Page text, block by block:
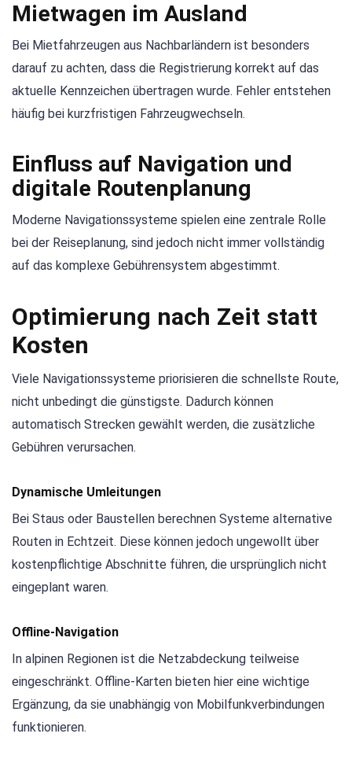
Mietwagen im Ausland
Bei Mietfahrzeugen aus Nachbarländern ist besonders
darauf zu achten, dass die Registrierung korrekt auf das
aktuelle Kennzeichen übertragen wurde. Fehler entstehen
häufig bei kurzfristigen Fahrzeugwechseln.
Einfluss auf Navigation und
digitale Routenplanung
Moderne Navigationssysteme spielen eine zentrale Rolle
bei der Reiseplanung, sind jedoch nicht immer vollständig
auf das komplexe Gebührensystem abgestimmt.
Optimierung nach Zeit statt
Kosten
Viele Navigationssysteme priorisieren die schnellste Route,
nicht unbedingt die günstigste. Dadurch können
automatisch Strecken gewählt werden, die zusätzliche
Gebühren verursachen.
Dynamische Umleitungen
Bei Staus oder Baustellen berechnen Systeme alternative
Routen in Echtzeit. Diese können jedoch ungewollt über
kostenpflichtige Abschnitte führen, die ursprünglich nicht
eingeplant waren.
Offline-Navigation
In alpinen Regionen ist die Netzabdeckung teilweise
eingeschränkt. Offline-Karten bieten hier eine wichtige
Ergänzung, da sie unabhängig von Mobilfunkverbindungen
funktionieren.